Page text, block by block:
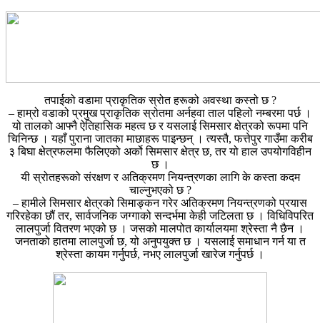
तपाईको वडामा प्राकृतिक स्रोत हरूको अवस्था कस्तो छ ?
– हाम्रो वडाको प्रमुख प्राकृतिक स्रोतमा अर्नहवा ताल पहिलो नम्बरमा पर्छ ।
यो तालको आफ्नै ऐतिहासिक महत्व छ र यसलाई सिमसार क्षेत्रको रूपमा पनि
चिनिन्छ । यहाँ पुराना जातका माछाहरू पाइन्छन् । त्यस्तै, फत्तेपुर गाउँमा करीब
३ बिघा क्षेत्रफलमा फैलिएको अर्को सिमसार क्षेत्र छ, तर यो हाल उपयोगविहीन
छ ।
यी स्रोतहरूको संरक्षण र अतिक्रमण नियन्त्रणका लागि के कस्ता कदम
चाल्नुभएको छ ?
– हामीले सिमसार क्षेत्रको सिमाङ्कन गरेर अतिक्रमण नियन्त्रणको प्रयास
गरिरहेका छौं तर, सार्वजनिक जग्गाको सन्दर्भमा केही जटिलता छ । विधिविपरित
लालपुर्जा वितरण भएको छ । जसको मालपोत कार्यालयमा श्रेस्ता नै छैन ।
जनताको हातमा लालपुर्जा छ, यो अनुपयुक्त छ । यसलाई समाधान गर्न या त
श्रेस्ता कायम गर्नुपर्छ, नभए लालपुर्जा खारेज गर्नुपर्छ ।